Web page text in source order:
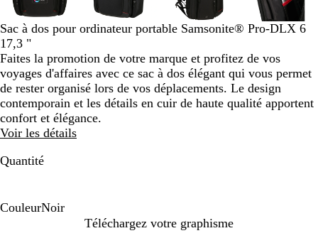
pour
et
touches
fléchées
pour
faire
défiler
et
pour
zoomer
les
touches
moins
zoomer
et
les
touches
fléchées
et
moins
les
touches
Sac à dos pour ordinateur portable Samsonite® Pro-DLX 6
17,3 "
Faites la promotion de votre marque et profitez de vos
voyages d'affaires avec ce sac à dos élégant qui vous permet
de rester organisé lors de vos déplacements. Le design
contemporain et les détails en cuir de haute qualité apportent
confort et élégance.
Voir les détails
Quantité
CouleurNoir
Téléchargez votre graphisme